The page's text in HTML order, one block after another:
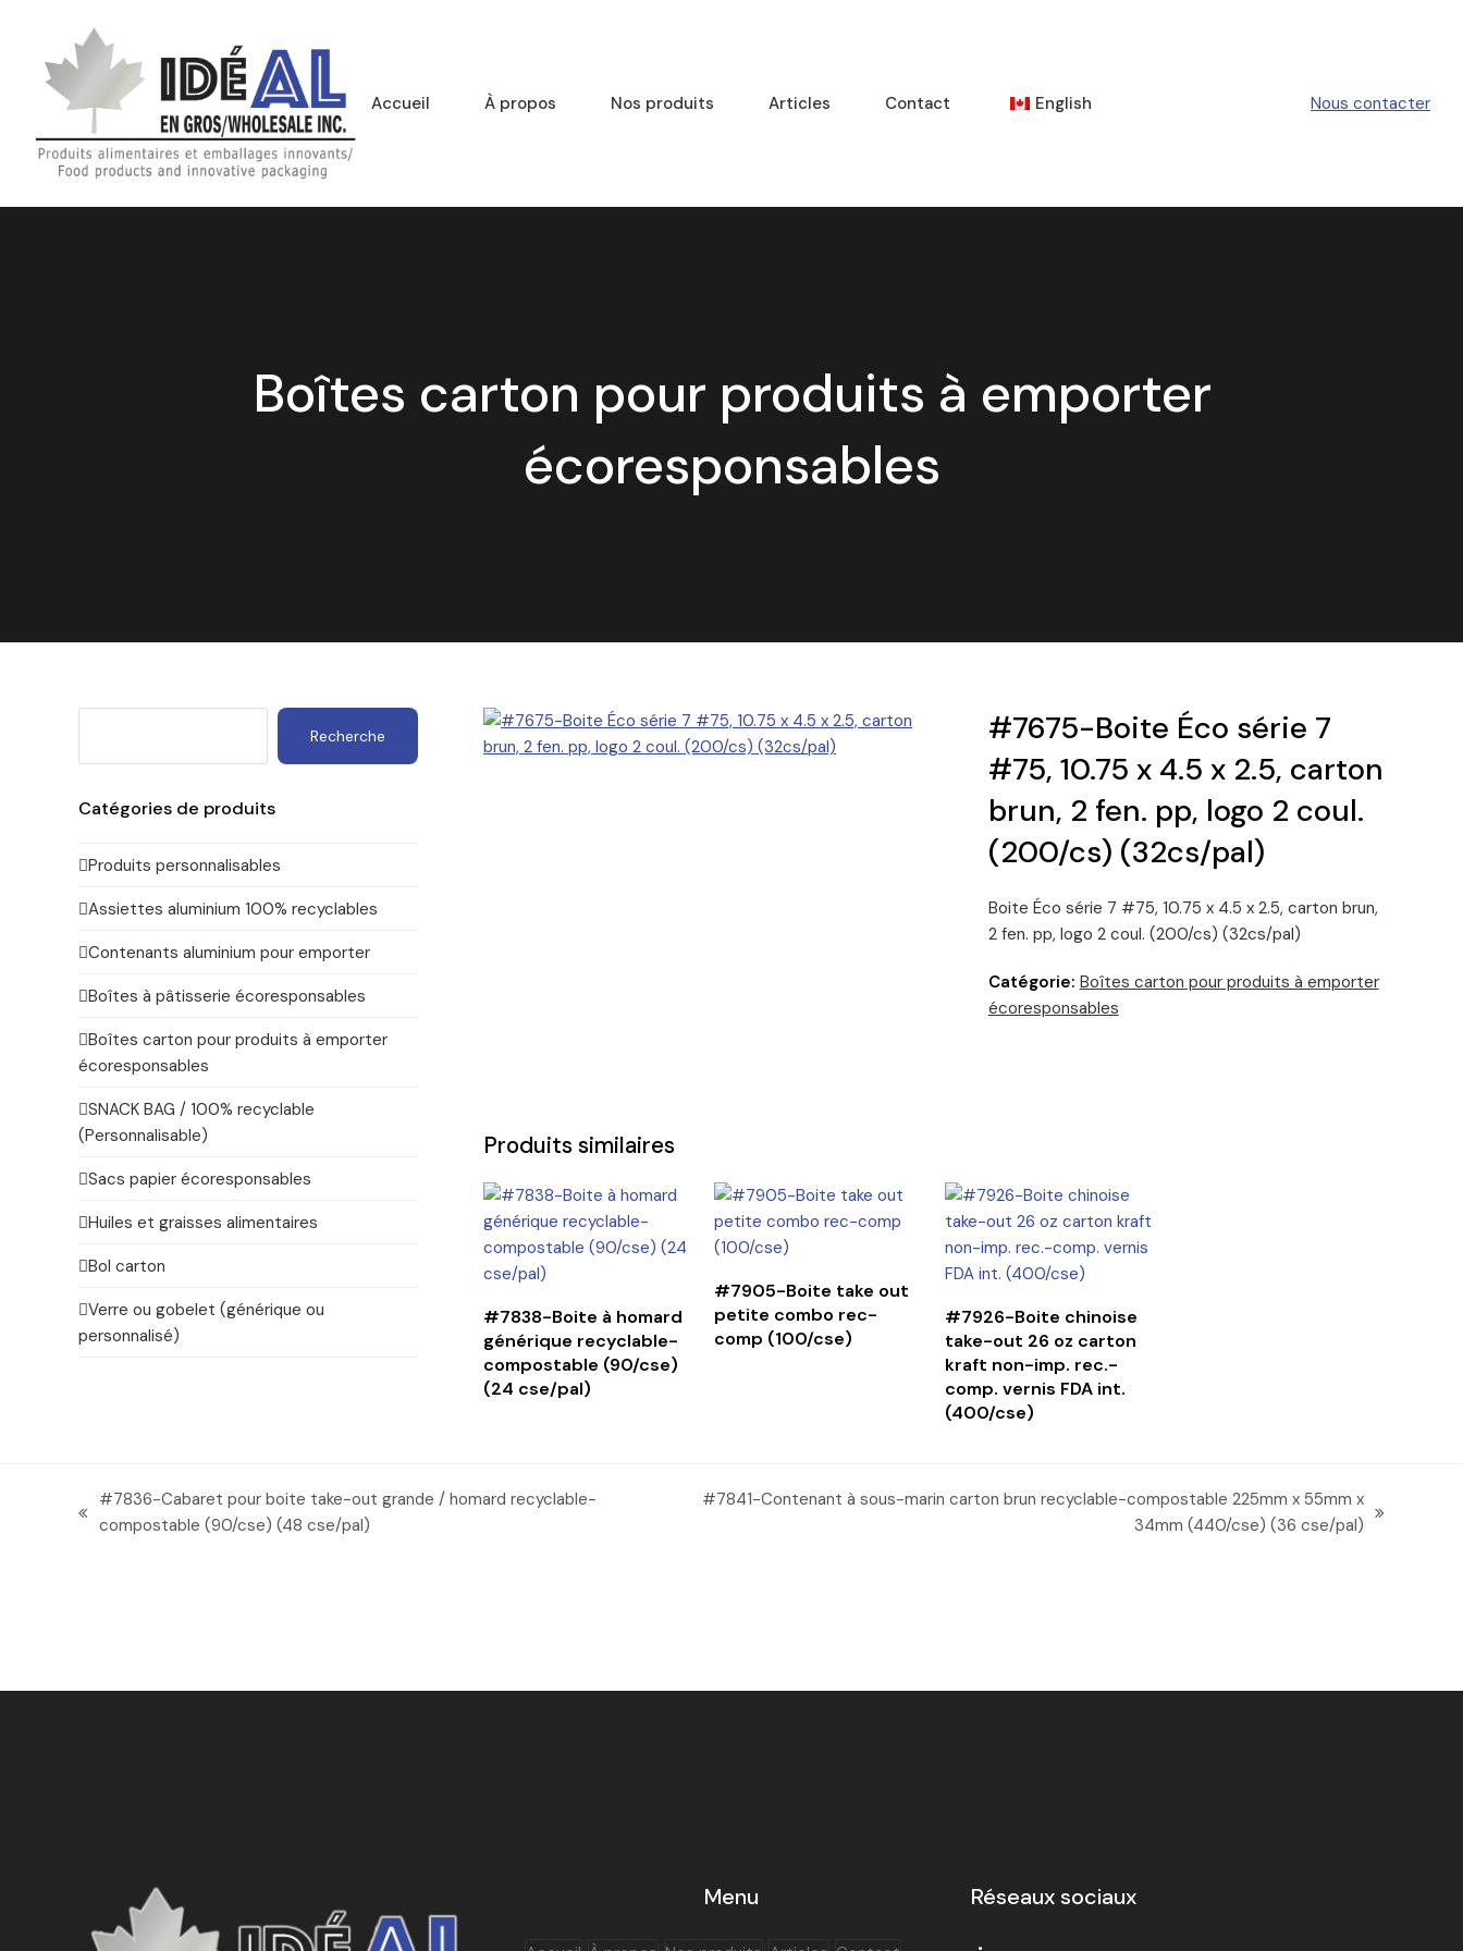
Accueil À propos Nos produits Articles Contact English Nous contacter
Boîtes carton pour produits à emporter
écoresponsables
#7675-Boite Éco série 7
#75, 10.75 x 4.5 x 2.5, carton
brun, 2 fen. pp, logo 2 coul.
(200/cs) (32cs/pal)
Boite Éco série 7 #75, 10.75 x 4.5 x 2.5, carton brun,
2 fen. pp, logo 2 coul. (200/cs) (32cs/pal)
Catégorie: Boîtes carton pour produits à emporter
écoresponsables
Produits similaires
CONTINUER LA LECTURE
#7838-Boite à homard
générique recyclable-
compostable (90/cse)
(24 cse/pal)
CONTINUER LA LECTURE
#7905-Boite take out
petite combo rec-
comp (100/cse)
CONTINUER LA LECTURE
#7926-Boite chinoise
take-out 26 oz carton
kraft non-imp. rec.-
comp. vernis FDA int.
(400/cse)
Recherche
Catégories de produits
Produits personnalisables
Assiettes aluminium 100% recyclables
Contenants aluminium pour emporter
Boîtes à pâtisserie écoresponsables
Boîtes carton pour produits à emporter
écoresponsables
SNACK BAG / 100% recyclable
(Personnalisable)
Sacs papier écoresponsables
Huiles et graisses alimentaires
Bol carton
Verre ou gobelet (générique ou
personnalisé)
previous
#7836-Cabaret pour boite take-out grande / homard recyclable-
compostable (90/cse) (48 cse/pal)
#7841-Contenant à sous-marin carton brun recyclable-compostable 225mm x 55mm x
34mm (440/cse) (36 cse/pal)
Menu Réseaux sociaux